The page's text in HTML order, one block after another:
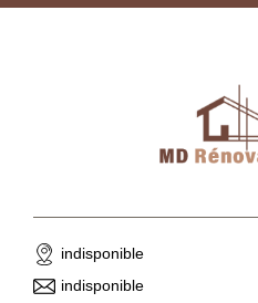
indisponible
indisponible